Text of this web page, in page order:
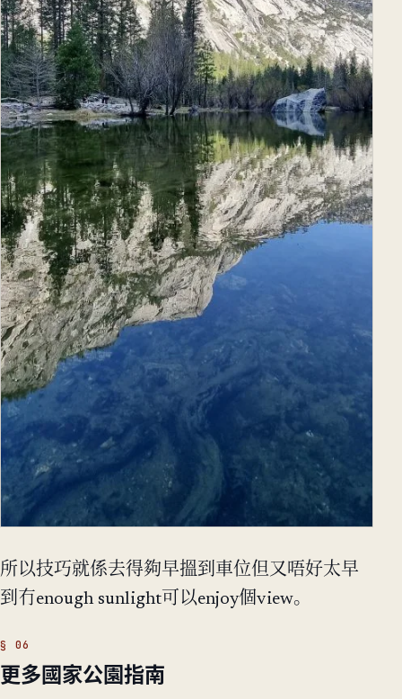
所以技巧就係去得夠早搵到車位但又唔好太早
到冇enough sunlight可以enjoy個view。
更多國家公園指南